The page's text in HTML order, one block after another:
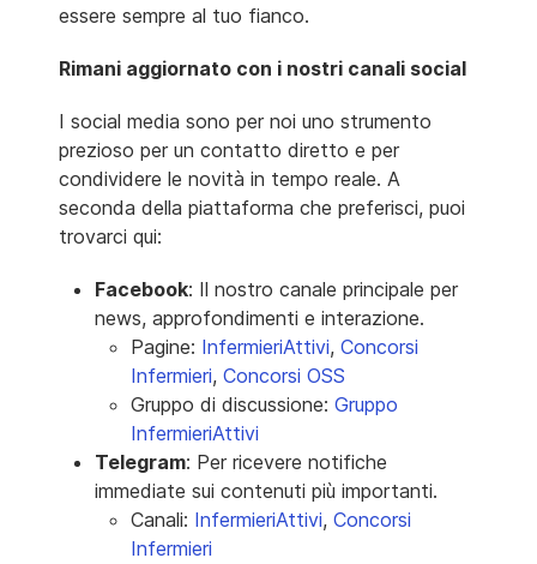
essere sempre al tuo fianco.
Rimani aggiornato con i nostri canali social
I social media sono per noi uno strumento
prezioso per un contatto diretto e per
condividere le novità in tempo reale. A
seconda della piattaforma che preferisci, puoi
trovarci qui:
Facebook: Il nostro canale principale per
news, approfondimenti e interazione.
Pagine: InfermieriAttivi, Concorsi
Infermieri, Concorsi OSS
Gruppo di discussione: Gruppo
InfermieriAttivi
Telegram: Per ricevere notifiche
immediate sui contenuti più importanti.
Canali: InfermieriAttivi, Concorsi
Infermieri